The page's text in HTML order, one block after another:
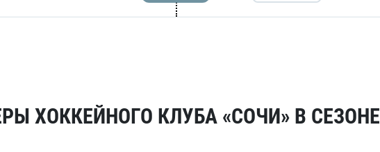
ХОККЕЙНОГО КЛУБА «СОЧИ» В СЕЗОНЕ